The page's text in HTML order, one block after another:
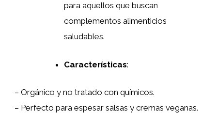
para aquellos que buscan
complementos alimenticios
saludables.
Características:
– Orgánico y no tratado con químicos.
– Perfecto para espesar salsas y cremas veganas.